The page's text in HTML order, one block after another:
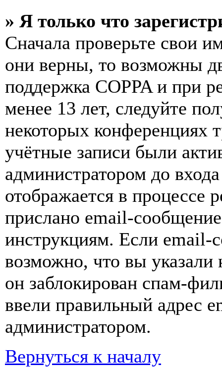
» Я только что
Сначала проверьте свои
они верны, то возможны
поддержка COPPA и при
менее 13 лет, следуйте
некоторых конференциях
учётные записи были
администратором до
отображается в процессе
прислано email-
инструкциям. Если email-
возможно, что вы
он заблокирован спам-
ввели правильный адрес
администратором.
Вернуться к началу